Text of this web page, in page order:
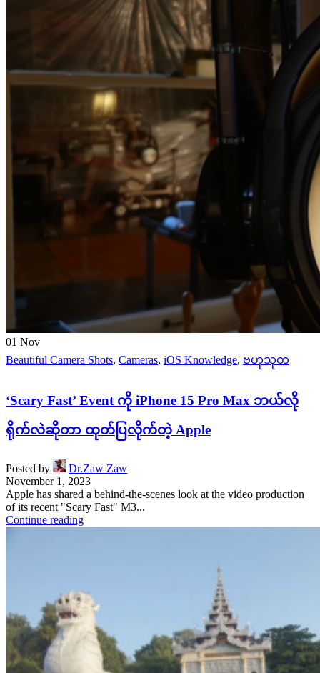
01 Nov
Beautiful Camera Shots, Cameras, iOS Knowledge, ဗဟုသုတ
‘Scary Fast’ Event ကို iPhone 15 Pro Max ဘယ်လို
ရိုက်လဲဆိုတာ ထုတ်ပြလိုက်တဲ့ Apple
Posted by
Dr.Zaw Zaw
November 1, 2023
Apple has shared a behind-the-scenes look at the video production
of its recent "Scary Fast" M3...
Continue reading